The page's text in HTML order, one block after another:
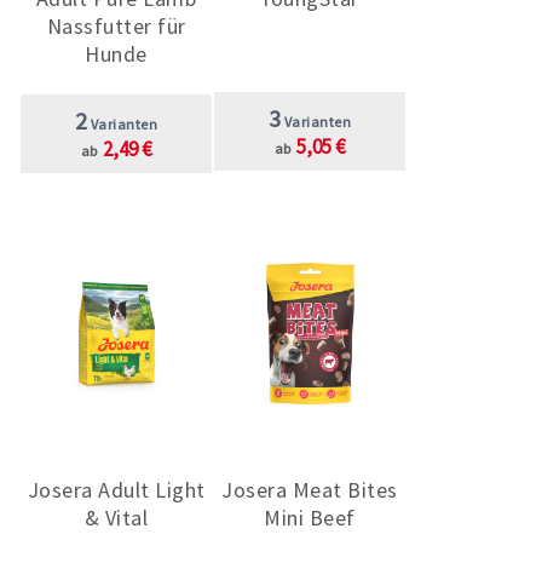
Nassfutter für
Hunde
2 Varianten
ab 2,49 €
3 Varianten
ab 5,05 €
Josera Adult Light
& Vital
Josera Meat Bites
Mini Beef